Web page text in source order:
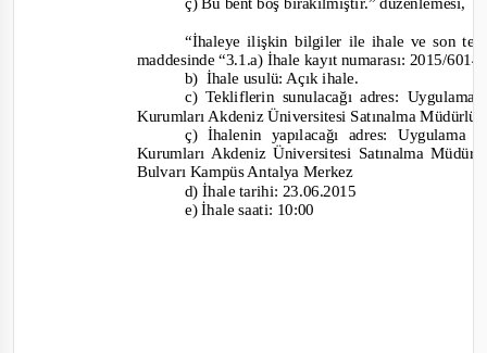
“İhaleye ilişkin bilgiler ile ihale ve son
maddesinde “3.1.a) İhale kayıt numarası: 2015/
b) İhale usulü: Açık ihale.
c) Tekliflerin sunulacağı adres:
Kurumları Akdeniz Üniversitesi Satınalma
ç) İhalenin yapılacağı adres:
Kurumları Akdeniz Üniversitesi Satınalma
Bulvarı Kampüs Antalya Merkez
d) İhale tarihi: 23.06.2015
e) İhale saati: 10:00